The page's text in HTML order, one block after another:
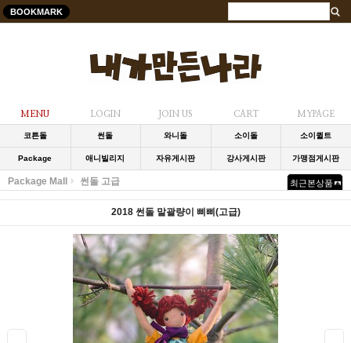
BOOKMARK
MENU LOGIN JOIN US CART MYPAGE
코튼돌 썬돌 와니돌 소이돌 소이퀼트
Package 애니빌리지 자유게시판 강사게시판 가맹점게시판
Package Mall 썬돌 고급 최근본상품
2018 썬돌 말괄량이 삐삐(고급)